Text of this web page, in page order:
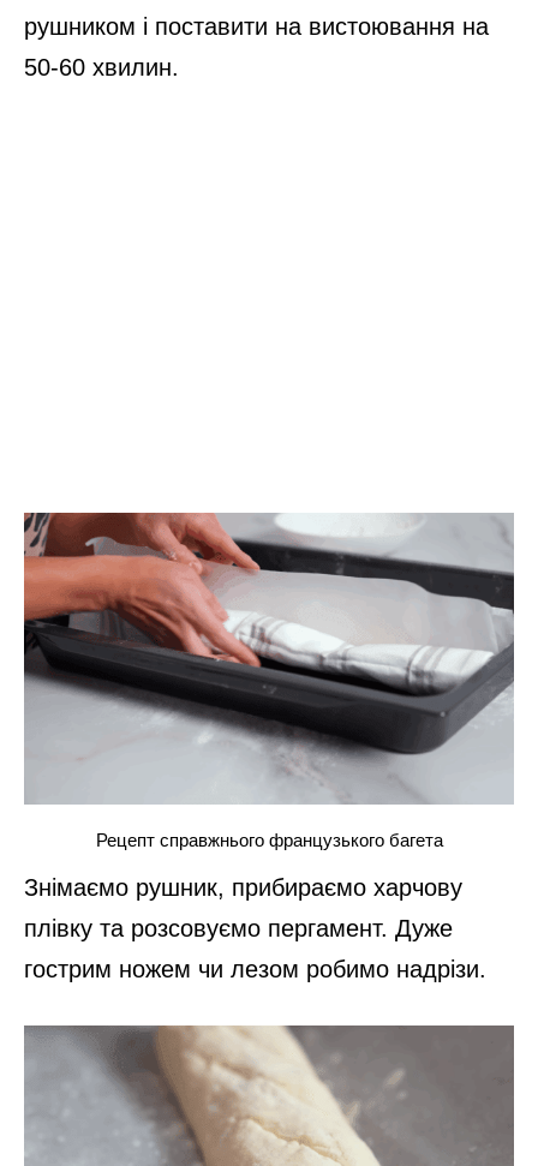
рушником і поставити на вистоювання на
50-60 хвилин.
Рецепт справжнього французького багета
Знімаємо рушник, прибираємо харчову
плівку та розсовуємо пергамент. Дуже
гострим ножем чи лезом робимо надрізи.